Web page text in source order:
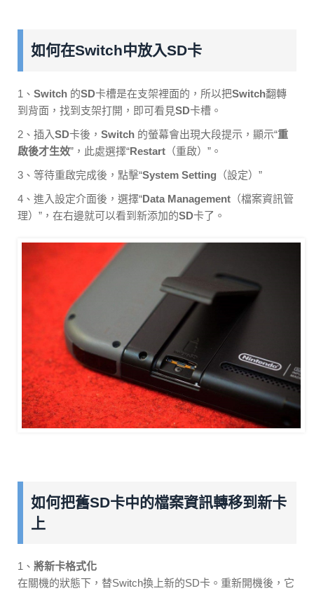
如何在Switch中放入SD卡
1、 Switch 的SD卡槽是在支架裡面的，所以把Switch翻轉
到背面，找到支架打開，即可看見SD卡槽。
2、插入SD卡後， Switch 的螢幕會出現大段提示，顯示“重
啟後才生效”，此處選擇“Restart （重啟）”。
3、等待重啟完成後，點擊“System Setting （設定）”
4、進入設定介面後，選擇“Data Management （檔案資訊管
理）”，在右邊就可以看到新添加的SD卡了。
如何把舊SD卡中的檔案資訊轉移到新卡
上
1、 將新卡格式化
在關機的狀態下，替Switch換上新的SD卡。重新開機後，它